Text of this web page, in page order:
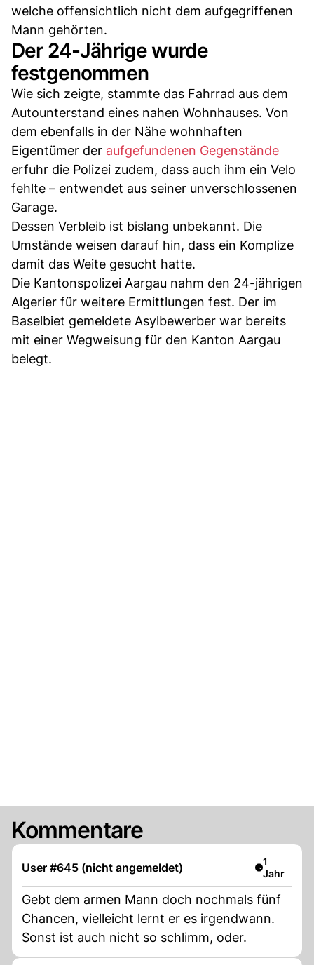
welche offensichtlich nicht dem aufgegriffenen
Mann gehörten.
Der 24-Jährige wurde
festgenommen
Wie sich zeigte, stammte das Fahrrad aus dem
Autounterstand eines nahen Wohnhauses. Von
dem ebenfalls in der Nähe wohnhaften
Eigentümer der aufgefundenen Gegenstände
erfuhr die Polizei zudem, dass auch ihm ein Velo
fehlte – entwendet aus seiner unverschlossenen
Garage.
Dessen Verbleib ist bislang unbekannt. Die
Umstände weisen darauf hin, dass ein Komplize
damit das Weite gesucht hatte.
Die Kantonspolizei Aargau nahm den 24-jährigen
Algerier für weitere Ermittlungen fest. Der im
Baselbiet gemeldete Asylbewerber war bereits
mit einer Wegweisung für den Kanton Aargau
belegt.
Kommentare
User #645 (nicht angemeldet) Artikel
1
Jahr
Gebt dem armen Mann doch nochmals fünf
Chancen, vielleicht lernt er es irgendwann.
Sonst ist auch nicht so schlimm, oder.